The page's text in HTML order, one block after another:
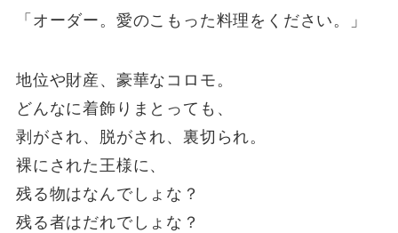
「オーダー。愛のこもった料理をください。」
地位や財産、豪華なコロモ。
どんなに着飾りまとっても、
剥がされ、脱がされ、裏切られ。
裸にされた王様に、
残る物はなんでしょな？
残る者はだれでしょな？